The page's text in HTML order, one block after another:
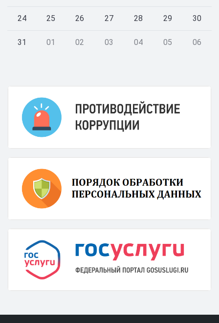
24 25 26 27 28 29 30
31 01 02 03 04 05 06